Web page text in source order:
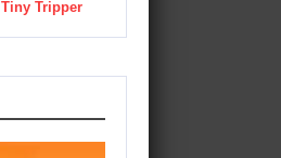
Tiny Tripper